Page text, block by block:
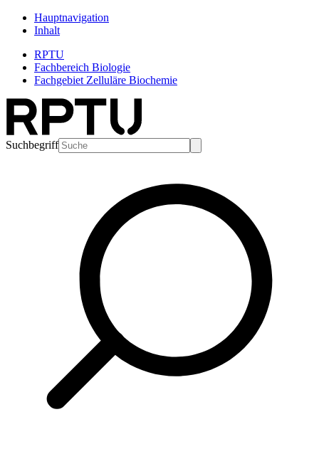
Hauptnavigation
Inhalt
RPTU
Fachbereich Biologie
Fachgebiet Zelluläre Biochemie
Suchbegriff